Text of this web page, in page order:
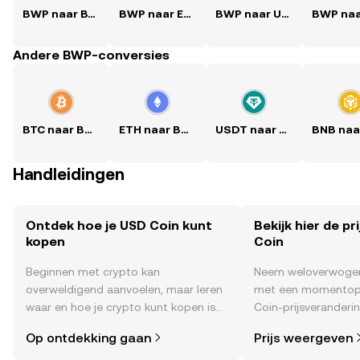
BWP naar BTC BWP naar ETH BWP naar USDT
Andere BWP-conversies
BTC naar BWP ETH naar BWP USDT naar BWP
Handleidingen
Ontdek hoe je USD Coin kunt
kopen
Beginnen met crypto kan
overweldigend aanvoelen, maar leren
waar en hoe je crypto kunt kopen is
reis op de mobiele app van OKX of
Op ontdekking gaan
Bekijk hier de
Coin
Neem
met een
Coin-
nieuws en meer.
Prijs weergeven